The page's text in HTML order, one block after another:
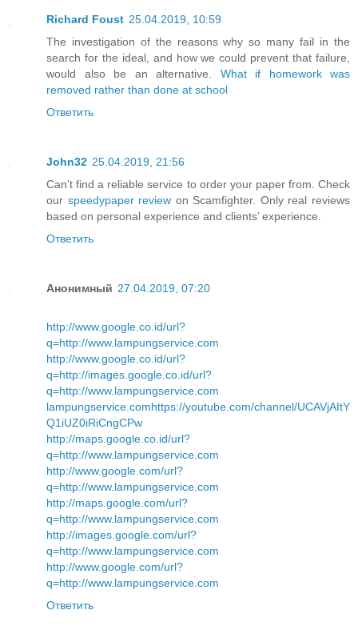
Richard Foust 25.04.2019, 10:59
The investigation of the reasons why so many fail in the
search for the ideal, and how we could prevent that failure,
would also be an alternative. What if homework was
removed rather than done at school
Ответить
John32 25.04.2019, 21:56
Can’t find a reliable service to order your paper from. Check
our speedypaper review on Scamfighter. Only real reviews
based on personal experience and clients’ experience.
Ответить
Анонимный 27.04.2019, 07:20
http://www.google.co.id/url?
q=http://www.lampungservice.com
http://www.google.co.id/url?
q=http://images.google.co.id/url?
q=http://www.lampungservice.com
lampungservice.comhttps://youtube.com/channel/UCAVjAItY
Q1iUZ0iRiCngCPw
http://maps.google.co.id/url?
q=http://www.lampungservice.com
http://www.google.com/url?
q=http://www.lampungservice.com
http://maps.google.com/url?
q=http://www.lampungservice.com
http://images.google.com/url?
q=http://www.lampungservice.com
http://www.google.com/url?
q=http://www.lampungservice.com
Ответить